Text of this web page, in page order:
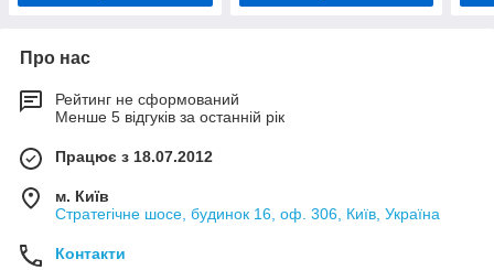
Про нас
Рейтинг не сформований
Менше 5 відгуків за останній рік
Працює з 18.07.2012
м. Київ
Стратегічне шосе, будинок 16, оф. 306, Київ, Україна
Контакти